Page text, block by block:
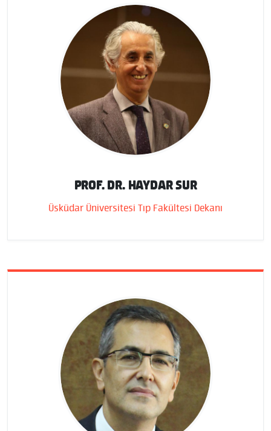
PROF. DR. HAYDAR SUR
Üsküdar Üniversitesi Tıp Fakültesi Dekanı